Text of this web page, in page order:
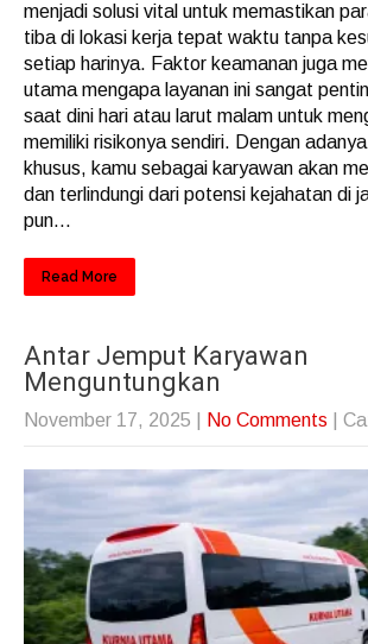
menjadi solusi vital untuk memastikan
tiba di lokasi kerja tepat waktu tanpa
setiap harinya. Faktor keamanan juga
utama mengapa layanan ini sangat
saat dini hari atau larut malam untuk
memiliki risikonya sendiri. Dengan
khusus, kamu sebagai karyawan akan
dan terlindungi dari potensi kejahatan di
pun...
Read More
Antar Jemput Karyawan
Menguntungkan
November 17, 2025 No Comments |